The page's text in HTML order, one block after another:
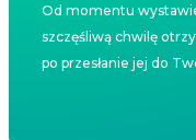
Od momentu
szczęśliwą chwilę
po przesłanie jej do